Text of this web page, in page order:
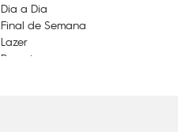
Dia a Dia
Final de Semana
Lazer
Passeio